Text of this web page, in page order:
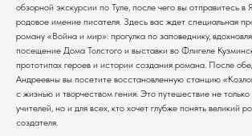
обзорной экскурсии по Туле, после чего вы отправитесь
родовое имение писателя. Здесь вас ждет специальная
роману «Война и мир»: прогулка по заповеднику,
посещение Дома Толстого и выставки во Флигеле
прототипах героев и истории создания романа. После
Андреевны вы посетите восстановленную станцию
с жизнью и творчеством гения. Это путешествие не
учителей, но и для всех, кто хочет глубже понять великий
создателя.